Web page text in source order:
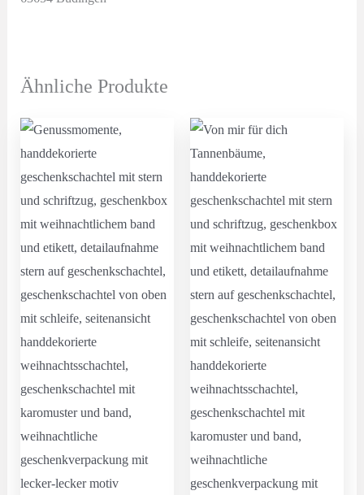
Ähnliche Produkte